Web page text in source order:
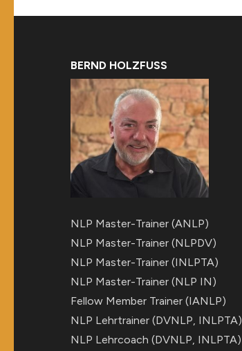
BERND HOLZFUSS
NLP Master-Trainer (ANLP)
NLP Master-Trainer (NLPDV)
NLP Master-Trainer (INLPTA)
NLP Master-Trainer (NLP IN)
Fellow Member Trainer (IANLP)
NLP Lehrtrainer (DVNLP, INLPTA)
NLP Lehrcoach (DVNLP, INLPTA)